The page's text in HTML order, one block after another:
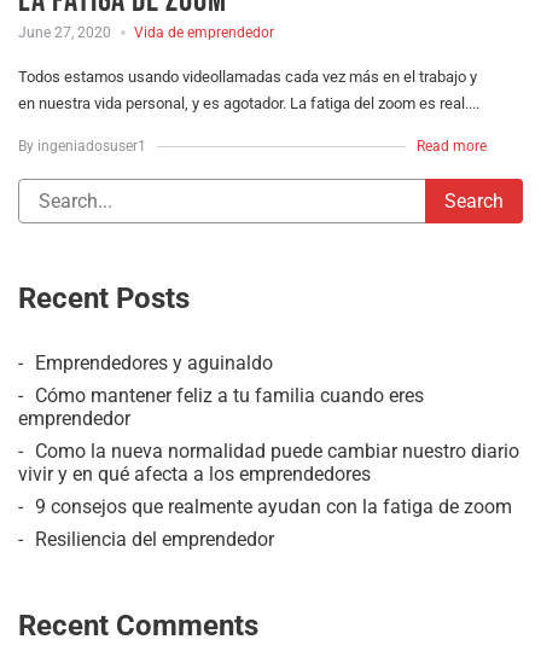
June 27, 2020 Vida de emprendedor
Todos estamos usando videollamadas cada vez más en el trabajo y
en nuestra vida personal, y es agotador. La fatiga del zoom es real....
By ingeniadosuser1 Read more
Recent Posts
Emprendedores y aguinaldo
Cómo mantener feliz a tu familia cuando eres
emprendedor
Como la nueva normalidad puede cambiar nuestro diario
vivir y en qué afecta a los emprendedores
9 consejos que realmente ayudan con la fatiga de zoom
Resiliencia del emprendedor
Recent Comments